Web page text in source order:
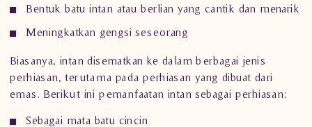
Bentuk batu intan atau berlian yang cantik dan menarik
Meningkatkan gengsi seseorang
Biasanya, intan disematkan ke dalam berbagai jenis
perhiasan, terutama pada perhiasan yang dibuat dari
emas. Berikut ini pemanfaatan intan sebagai perhiasan:
Sebagai mata batu cincin